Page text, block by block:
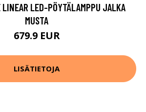
LINEAR LED-PÖYTÄLAMPPU JALKA
MUSTA
679.9 EUR
LISÄTIETOJA